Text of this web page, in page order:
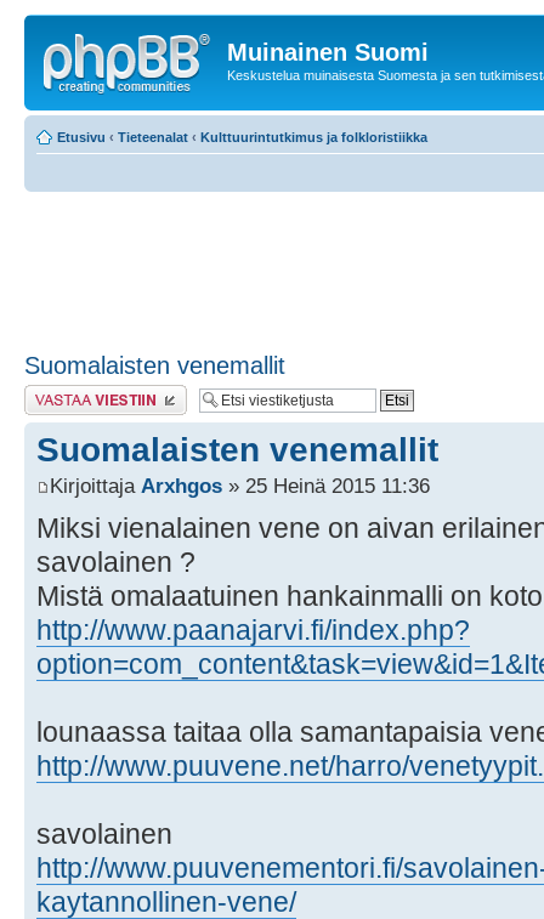
Muinainen Suomi
Keskustelua muinaisesta Suomesta ja sen
Etusivu ‹ Tieteenalat ‹ Kulttuurintutkimus ja folkloristiikka
Suomalaisten venemallit
Lähetä vastaus
Suomalaisten venemallit
Kirjoittaja Arxhgos » 25 Heinä 2015 11:36
Miksi vienalainen vene on aivan
savolainen ?
Mistä omalaatuinen hankainmalli on
http://www.paanajarvi.fi/index.php?
lounaassa taitaa olla samantapaisia
http://www.puuvene.net/harro/
savolainen
http://www.puuvenementori.fi/
kaytannollinen-vene/